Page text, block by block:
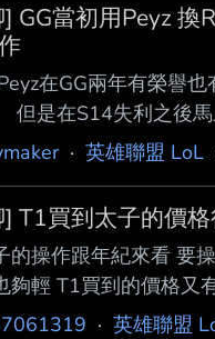
GG當初用Peyz 換
在GG兩年有榮譽
但是在S14失利之後
位即將步入職業末期的
了。 真不知道GG管理
秀換老人的。 ----
14 --
· 英雄聯盟 LoL
T1買到太子的價格
的操作跟年紀來看 要
夠輕 T1買到的價格又
Sent from JPTT
· 英雄聯盟